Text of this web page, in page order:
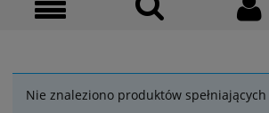
Nie znaleziono produktów